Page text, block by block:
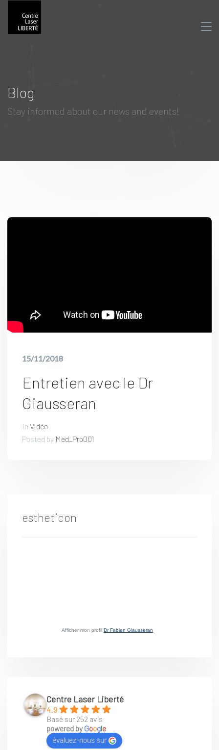
Blog
Stay informed about our news and events!
15/11/2018
Entretien avec le Dr
Giausseran
In Vidéo
Posted by Med_Pro001
estheticon
Afficher mon profil Dr Fabien Giausseran
Centre Laser Liberté
4.9
Basé sur 252 avis
powered by Google
évaluez-nous sur